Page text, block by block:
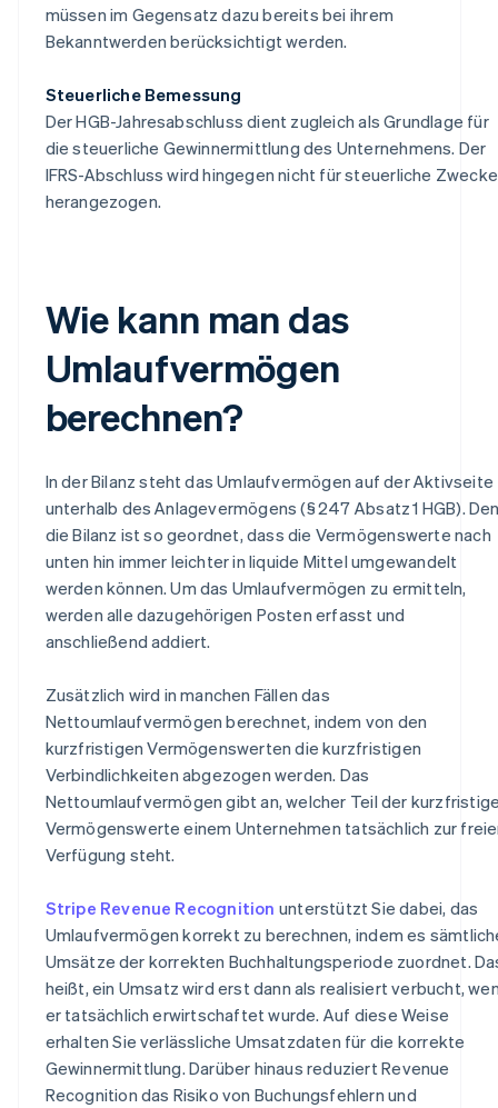
müssen im Gegensatz dazu bereits bei ihrem
Bekanntwerden berücksichtigt werden.
Steuerliche Bemessung
Der HGB-Jahresabschluss dient zugleich als Grundlage für
die steuerliche Gewinnermittlung des Unternehmens. Der
IFRS-Abschluss wird hingegen nicht für steuerliche Zwecke
herangezogen.
Wie kann man das
Umlaufvermögen
berechnen?
In der Bilanz steht das Umlaufvermögen auf der Aktivseite
unterhalb des Anlagevermögens (§ 247 Absatz 1 HGB).
die Bilanz ist so geordnet, dass die Vermögenswerte nach
unten hin immer leichter in liquide Mittel umgewandelt
werden können. Um das Umlaufvermögen zu ermitteln,
werden alle dazugehörigen Posten erfasst und
anschließend addiert.
Zusätzlich wird in manchen Fällen das
Nettoumlaufvermögen berechnet, indem von den
kurzfristigen Vermögenswerten die kurzfristigen
Verbindlichkeiten abgezogen werden. Das
Nettoumlaufvermögen gibt an, welcher Teil der
Vermögenswerte einem Unternehmen tatsächlich zur
Verfügung steht.
Stripe Revenue Recognition unterstützt Sie dabei, das
Umlaufvermögen korrekt zu berechnen, indem es
Umsätze der korrekten Buchhaltungsperiode zuordnet.
heißt, ein Umsatz wird erst dann als realisiert verbucht,
er tatsächlich erwirtschaftet wurde. Auf diese Weise
erhalten Sie verlässliche Umsatzdaten für die korrekte
Gewinnermittlung. Darüber hinaus reduziert Revenue
Recognition das Risiko von Buchungsfehlern und